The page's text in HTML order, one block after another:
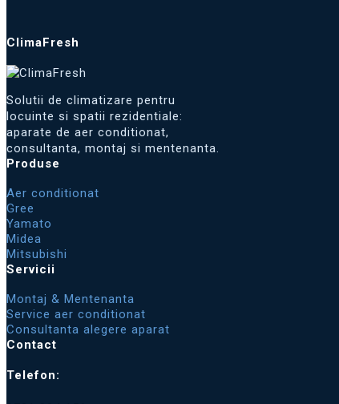
ClimaFresh
Solutii de climatizare pentru
locuinte si spatii rezidentiale:
aparate de aer conditionat,
consultanta, montaj si mentenanta.
Produse
Aer conditionat
Gree
Yamato
Midea
Mitsubishi
Servicii
Montaj & Mentenanta
Service aer conditionat
Consultanta alegere aparat
Contact
Telefon: